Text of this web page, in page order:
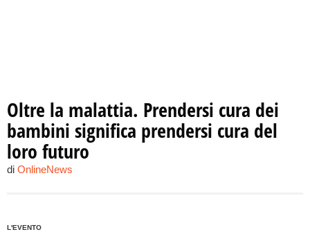
Oltre la malattia. Prendersi cura dei
bambini significa prendersi cura del
loro futuro
di OnlineNews
L'EVENTO